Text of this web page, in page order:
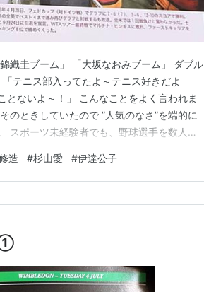
織圭ブーム」 「大坂なおみブーム」 ダブル
テニス部入ってたよ～テニス好きだよ
とないよ～！」 こんなことをよく言われま
のときしていたので ”人気のなさ”を端的に
スポーツ未経験者でも、野球選手を数人は
一」の称号を手にするわけですが、 「日本
錦織圭ブ…
造 #杉山愛 #伊達公子
①